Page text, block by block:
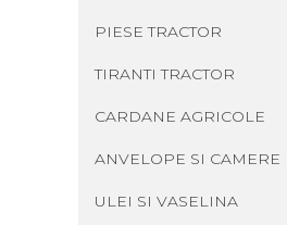
PIESE TRACTOR
TIRANTI TRACTOR
CARDANE AGRICOLE
ANVELOPE SI CAMERE
ULEI SI VASELINA